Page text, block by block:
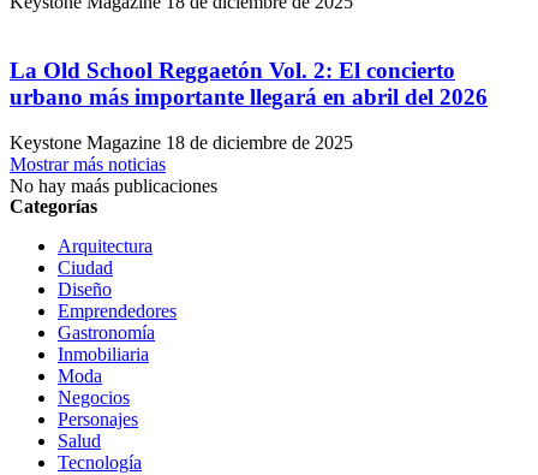
La Old School Reggaetón Vol. 2: El concierto
urbano más importante llegará en abril del 2026
Keystone Magazine 18 de diciembre de 2025
Mostrar más noticias
No hay maás publicaciones
Categorías
Arquitectura
Ciudad
Diseño
Emprendedores
Gastronomía
Inmobiliaria
Moda
Negocios
Personajes
Salud
Tecnología